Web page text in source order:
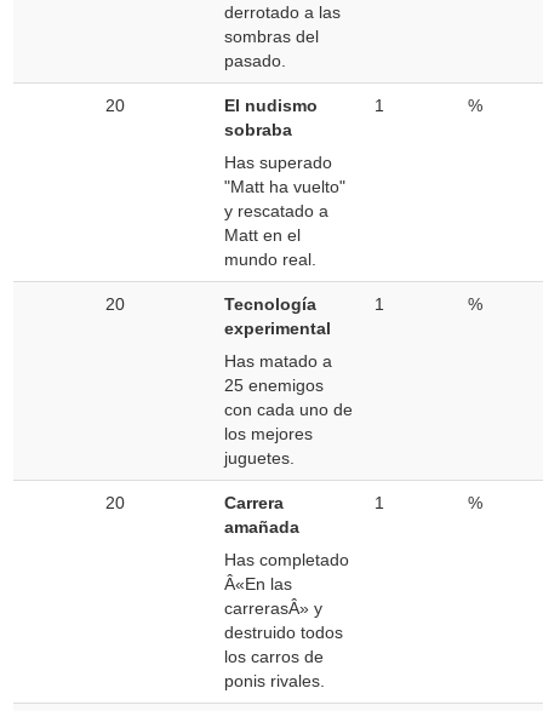
derrotado a las
sombras del
pasado.
20
El nudismo
sobraba
Has superado
"Matt ha vuelto"
y rescatado a
Matt en el
mundo real.
1 %
20
Tecnología
experimental
Has matado a
25 enemigos
con cada uno de
los mejores
juguetes.
1 %
20
Carrera
amañada
Has completado
Â«En las
carrerasÂ» y
destruido todos
los carros de
ponis rivales.
1 %